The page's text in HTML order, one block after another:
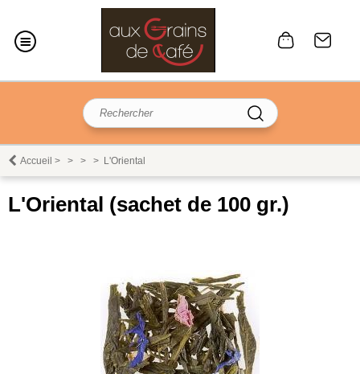
Accueil > > > > L'Oriental
L'Oriental (sachet de 100 gr.)